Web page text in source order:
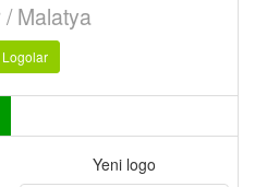
Malatya
Logolar
Yeni logo